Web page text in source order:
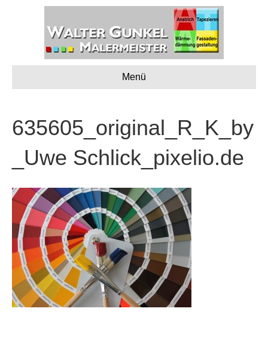
Menü
635605_original_R_K_by
_Uwe Schlick_pixelio.de